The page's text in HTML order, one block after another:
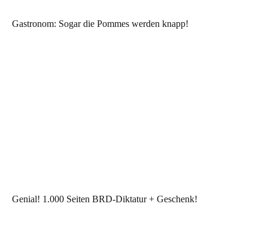
Gastronom: Sogar die Pommes werden knapp!
Genial! 1.000 Seiten BRD-Diktatur + Geschenk!